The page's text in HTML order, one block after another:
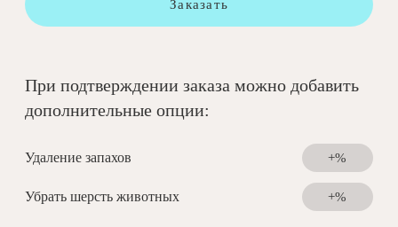
Заказать
При подтверждении заказа можно добавить
дополнительные опции:
Удаление запахов +%
Убрать шерсть животных +%